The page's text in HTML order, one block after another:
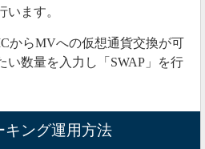
います。
からMVへの仮想通貨交換が可
い数量を入力し「SWAP」を行
ング運用方法